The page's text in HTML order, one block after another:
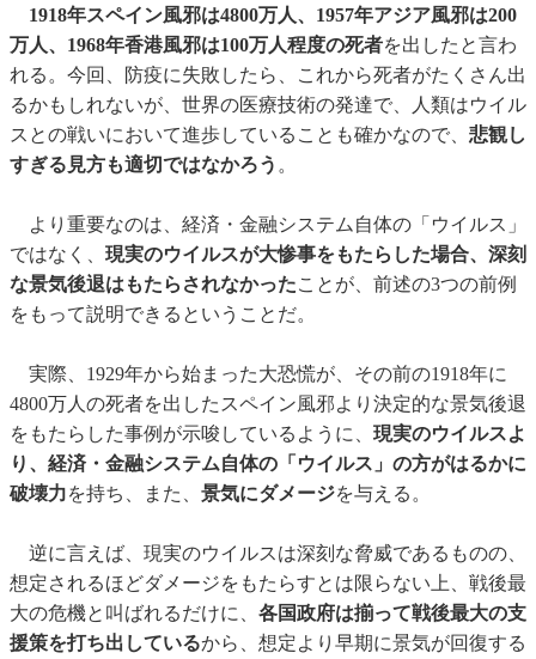
1918年スペイン風邪は4800万人、1957年アジア風邪は200
万人、1968年香港風邪は100万人程度の死者を出したと言わ
れる。今回、防疫に失敗したら、これから死者がたくさん出
るかもしれないが、世界の医療技術の発達で、人類はウイル
スとの戦いにおいて進歩していることも確かなので、 悲観し
すぎる見方も適切ではなかろう 。
より重要なのは、経済・金融システム自体の「ウイルス」
ではなく、 現実のウイルスが大惨事をもたらした場合、深刻
な景気後退はもたらされなかったことが、前述の3つの前例
をもって説明できるということだ。
実際、1929年から始まった大恐慌が、その前の1918年に
4800万人の死者を出したスペイン風邪より決定的な景気後退
をもたらした事例が示唆しているように、 現実のウイルスよ
り、経済・金融システム自体の「ウイルス」の方がはるかに
破壊力を持ち、また、 景気にダメージを与える。
逆に言えば、現実のウイルスは深刻な脅威であるものの、
想定されるほどダメージをもたらすとは限らない上、戦後最
大の危機と叫ばれるだけに、 各国政府は揃って戦後最大の支
援策を打ち出しているから、想定より早期に景気が回復する